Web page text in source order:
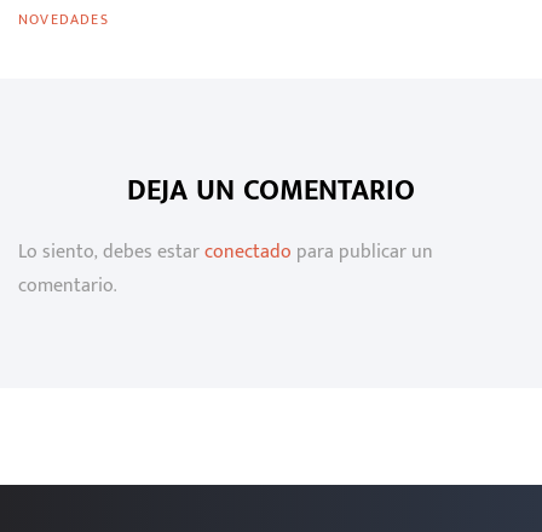
NOVEDADES
DEJA UN COMENTARIO
Lo siento, debes estarconectado para publicar un
comentario.